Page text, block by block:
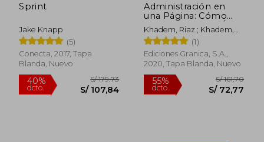
Sprint
Jake Knapp
(5)
Conecta, 2017, Tapa
Blanda, Nuevo
Administración en
una Página: Cómo
Alinearse Para el Éxito
con una Página de
Información
Significativa
Khadem, Riaz ; Khadem,
Linda ; Lorber, Robert
(1)
Ediciones Granica, S.A.,
2020, Tapa Blanda, Nuevo